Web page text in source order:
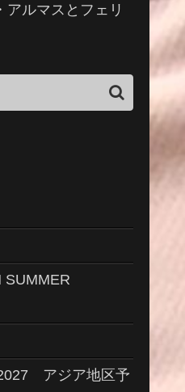
アルマスとフェリ
SUMMER
アジア地区予